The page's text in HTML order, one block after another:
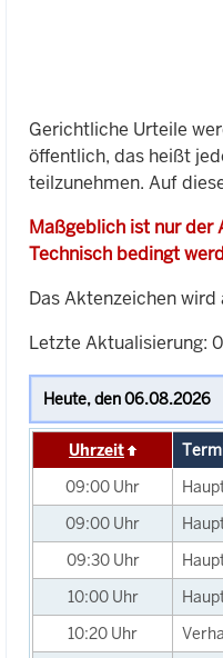
Gerichtliche Urteile
öffentlich, das heißt
teilzunehmen. Auf
Maßgeblich ist nur der
Technisch bedingt
Das Aktenzeichen
Letzte Aktualisierung:
Uhrzeit
09:00 Uhr
09:00 Uhr
09:30 Uhr
10:00 Uhr
10:20 Uhr